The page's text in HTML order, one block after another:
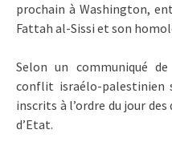
prochain à Washington,
Fattah al-Sissi et son
Selon un communiqué
conflit israélo-palestinien
inscrits à l’ordre du jour
d’Etat.